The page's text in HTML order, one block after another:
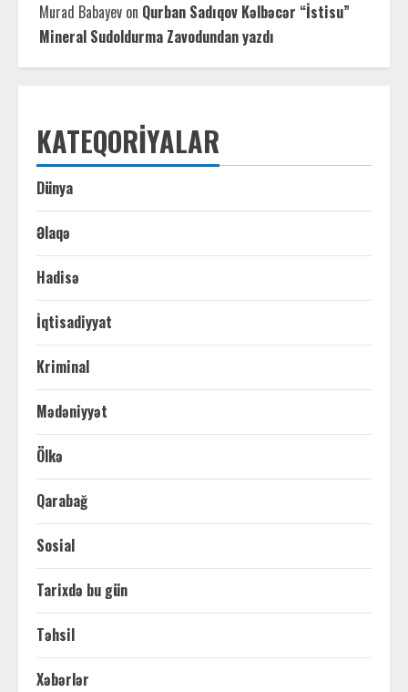
Murad Babayev on Qurban Sadıqov Kəlbəcər “İstisu”
Mineral Sudoldurma Zavodundan yazdı
KATEQORIYALAR
Dünya
Əlaqə
Hadisə
İqtisadiyyat
Kriminal
Mədəniyyət
Ölkə
Qarabağ
Sosial
Tarixdə bu gün
Təhsil
Xəbərlər